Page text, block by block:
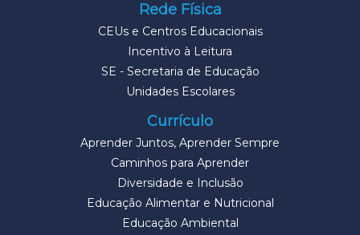
Rede Física
CEUs e Centros Educacionais
Incentivo à Leitura
SE - Secretaria de Educação
Unidades Escolares
Currículo
Aprender Juntos, Aprender Sempre
Caminhos para Aprender
Diversidade e Inclusão
Educação Alimentar e Nutricional
Educação Ambiental